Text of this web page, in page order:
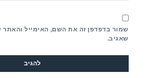
שמור בדפדפן זה את השם, האימייל
שאגיב.